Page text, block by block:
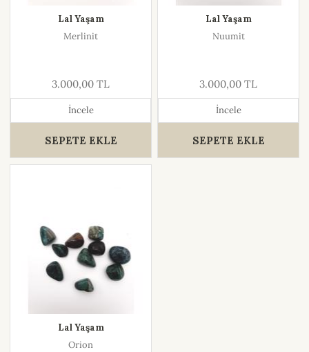
Lal Yaşam
Merlinit
3.000,00 TL
İncele
SEPETE EKLE
Lal Yaşam
Nuumit
3.000,00 TL
İncele
SEPETE EKLE
Lal Yaşam
Orion